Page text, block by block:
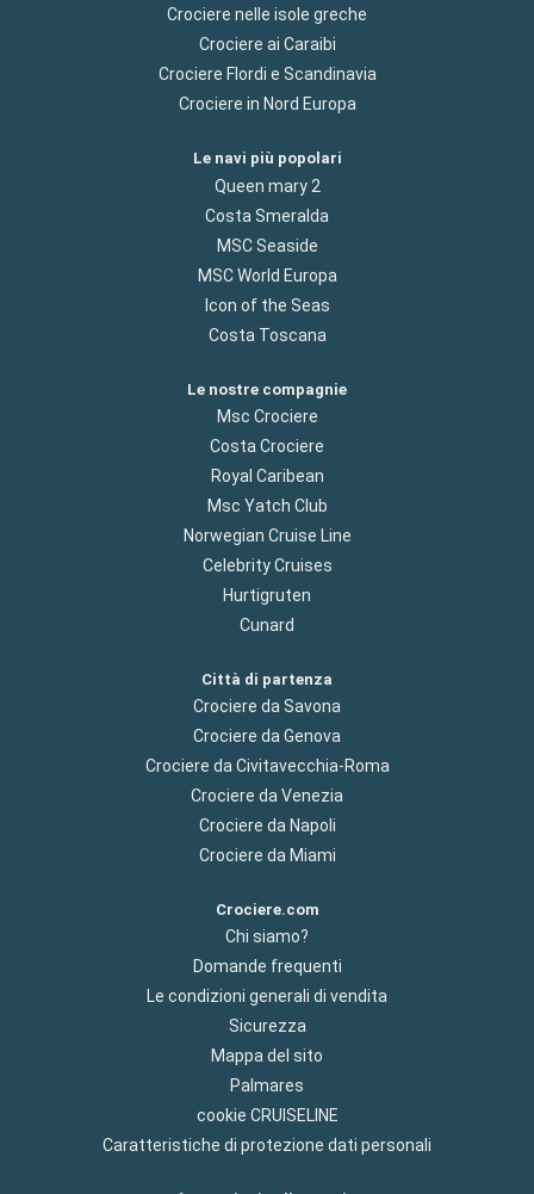
Crociere nelle isole greche
Crociere ai Caraibi
Crociere Flordi e Scandinavia
Crociere in Nord Europa
Le navi più popolari
Queen mary 2
Costa Smeralda
MSC Seaside
MSC World Europa
Icon of the Seas
Costa Toscana
Le nostre compagnie
Msc Crociere
Costa Crociere
Royal Caribean
Msc Yatch Club
Norwegian Cruise Line
Celebrity Cruises
Hurtigruten
Cunard
Città di partenza
Crociere da Savona
Crociere da Genova
Crociere da Civitavecchia-Roma
Crociere da Venezia
Crociere da Napoli
Crociere da Miami
Crociere.com
Chi siamo?
Domande frequenti
Le condizioni generali di vendita
Sicurezza
Mappa del sito
Palmares
cookie CRUISELINE
Caratteristiche di protezione dati personali